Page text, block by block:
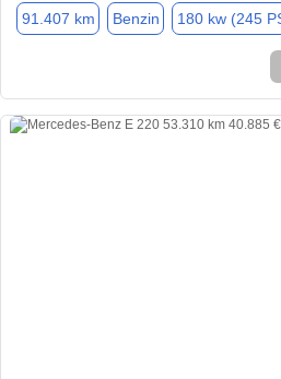
91.407 km Benzin 180 kw (245